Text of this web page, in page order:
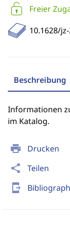
print Drucken
share Teilen
send_to_mobile
Freier
10.1628/
Beschreibung
Informationen
im Katalog.